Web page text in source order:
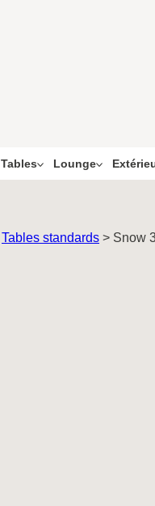
Tables Lounge
Tables standards > Snow